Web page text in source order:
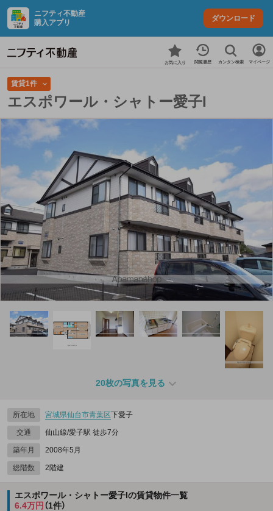
ニフティ不動産
購入アプリ
ダウンロード
お気に入り 閲覧履歴 カンタン検索 マイページ
賃貸1件
エスポワール・シャトー愛子I
20枚の写真を見る
所在地 宮城県仙台市青葉区下愛子
交通 仙山線/愛子駅 徒歩7分
築年月 2008年5月
総階数 2階建
エスポワール・シャトー愛子Iの賃貸物件一覧
6.4万円 （1件）